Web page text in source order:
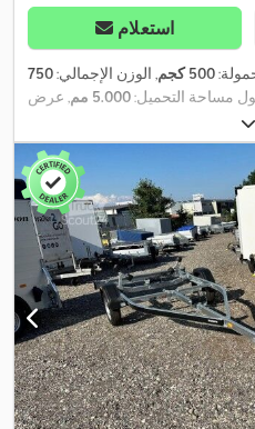
استعلام
500 كجم , الوزن الإجمالي:750
مساحة التحميل:5.000 مم
, عرض